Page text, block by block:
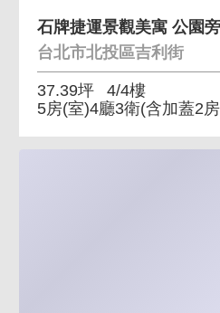
台北市北投區吉利街
37.39坪
4/4樓
5房(室)4廳3衛(含加蓋2